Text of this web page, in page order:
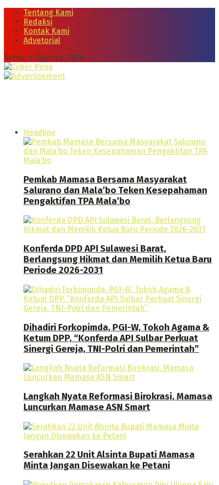
Tentang Kami
Redaksi
Kontak Kami
Advetorial
Sabtu, 8 Agustus, 2026
Headline
Pemkab Mamasa Bersama Masyarakat
Salurano dan Mala’bo Teken Kesepahaman
Pengaktifan TPA Mala’bo
Konferda DPD API Sulawesi Barat,
Berlangsung Hikmat dan Memilih Ketua Baru
Periode 2026-2031
Dihadiri Forkopimda, PGI-W, Tokoh Agama &
Ketum DPP, “Konferda API Sulbar Perkuat
Sinergi Gereja, TNI-Polri dan Pemerintah”
Langkah Nyata Reformasi Birokrasi, Mamasa
Luncurkan Mamase ASN Smart
Serahkan 22 Unit Alsinta Bupati Mamasa
Minta Jangan Disewakan ke Petani